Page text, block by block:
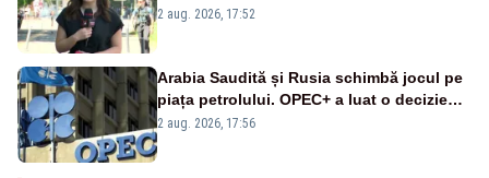
energetică
2 aug. 2026, 17:52
Arabia Saudită și Rusia schimbă jocul pe
piața petrolului. OPEC+ a luat o decizie
importantă în plin conflict din Orientul
2 aug. 2026, 17:56